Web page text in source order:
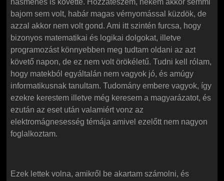
hasmenés is követte. Hozzáteszem, nekem akkor semmi
bajom sem volt, habár magas vérnyomással küzdök, de
azzal akkor nem volt gond. Ami itt szintén furcsa, hogy
bizonyos matematikai és logikai dolgokat, illetve
programozást könnyebben meg tudtam oldani az azt
követő napon, de ez nem volt örökéletű. Tudni kell rólam,
hogy matekból egyáltalán nem vagyok jó, és amúgy
informatikusnak tanultam. Tudomány embere vagyok, így
ezekre kerestem illetve még keresem a magyarázatot, és
ezután az eset után valamiért vonz az
elektromágnesesség témája amivel ezelőtt nem nagyon
foglalkoztam.
Ezek lettek volna, amikről be akartam számolni, és